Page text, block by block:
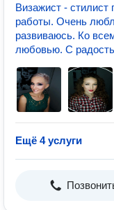
Визажист -
работы. Очень
развиваюсь. Ко
любовью. С
Ещё 4 услуги